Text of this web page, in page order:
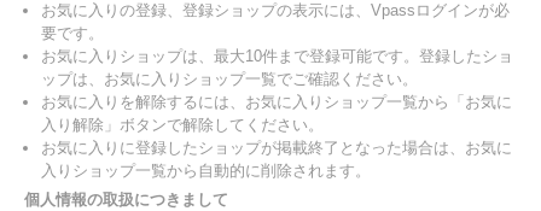
お気に入りの登録、登録ショップの表示には、Vpassログインが必
要です。
お気に入りショップは、最大10件まで登録可能です。登録したショ
ップは、お気に入りショップ一覧でご確認ください。
お気に入りを解除するには、お気に入りショップ一覧から「お気に
入り解除」ボタンで解除してください。
お気に入りに登録したショップが掲載終了となった場合は、お気に
入りショップ一覧から自動的に削除されます。
個人情報の取扱につきまして